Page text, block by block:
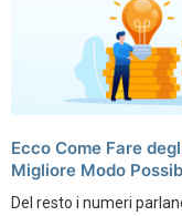
Ecco Come Fare
Migliore Modo
Del resto i numeri